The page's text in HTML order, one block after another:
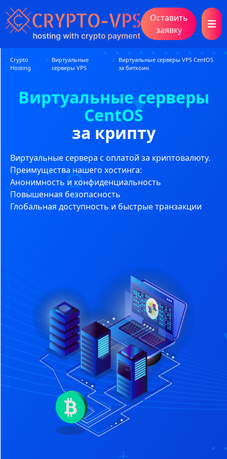
Оставить
заявку
Crypto
Hosting
/
Виртуальные
серверы VPS
/ Виртуальные серверы VPS CentOS
за биткоин
Виртуальные серверы
CentOS
за крипту
Виртуальные сервера с оплатой за криптовалюту.
Преимущества нашего хостинга:
Анонимность и конфиденциальность
Повышенная безопасность
Глобальная доступность и быстрые транзакции